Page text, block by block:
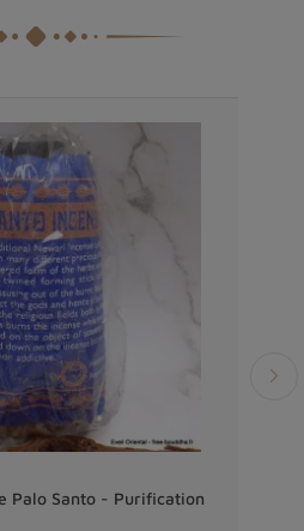
Palo Santo - Purification